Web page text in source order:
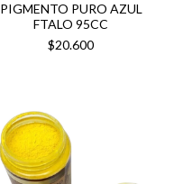
PIGMENTO PURO AZUL
FTALO 95CC
$20.600